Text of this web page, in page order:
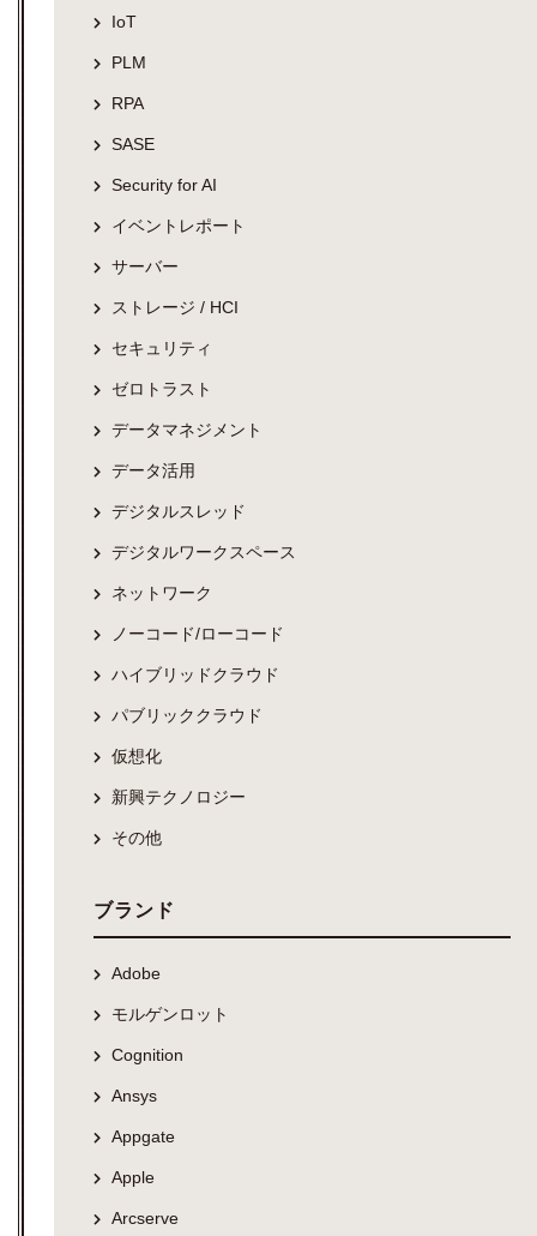
IoT
PLM
RPA
SASE
Security for AI
イベントレポート
サーバー
ストレージ / HCI
セキュリティ
ゼロトラスト
データマネジメント
データ活用
デジタルスレッド
デジタルワークスペース
ネットワーク
ノーコード/ローコード
ハイブリッドクラウド
パブリッククラウド
仮想化
新興テクノロジー
その他
ブランド
Adobe
モルゲンロット
Cognition
Ansys
Appgate
Apple
Arcserve